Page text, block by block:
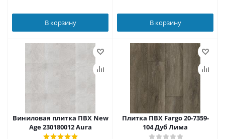
В корзину В корзину
Виниловая плитка ПВХ New
Age 230180012 Aura
Плитка ПВХ Fargo 20-7359-
104 Дуб Лима